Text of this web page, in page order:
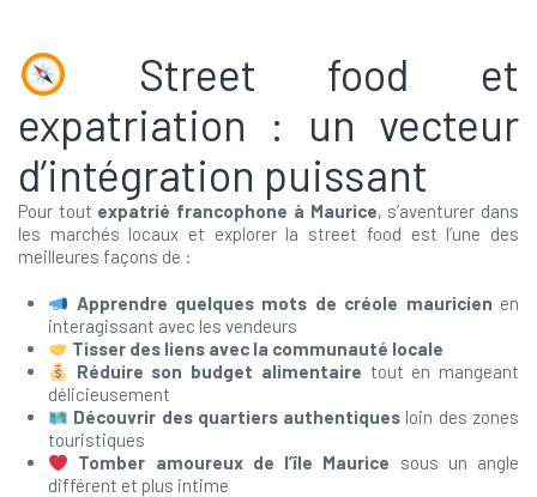
Street food et
expatriation : un vecteur
d’intégration puissant
Pour tout expatrié francophone à Maurice, s’aventurer dans
les marchés locaux et explorer la street food est l’une des
meilleures façons de :
Apprendre quelques mots de créole mauricien en
interagissant avec les vendeurs
Tisser des liens avec la communauté locale
Réduire son budget alimentaire tout en mangeant
délicieusement
Découvrir des quartiers authentiques loin des zones
touristiques
Tomber amoureux de l’île Maurice sous un angle
différent et plus intime